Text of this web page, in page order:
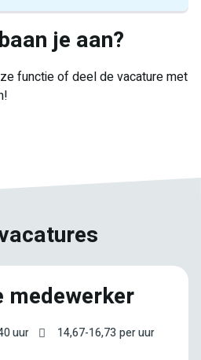
je aan?
functie of deel de vacature met
medewerker
uur 14,67-16,73 per uur